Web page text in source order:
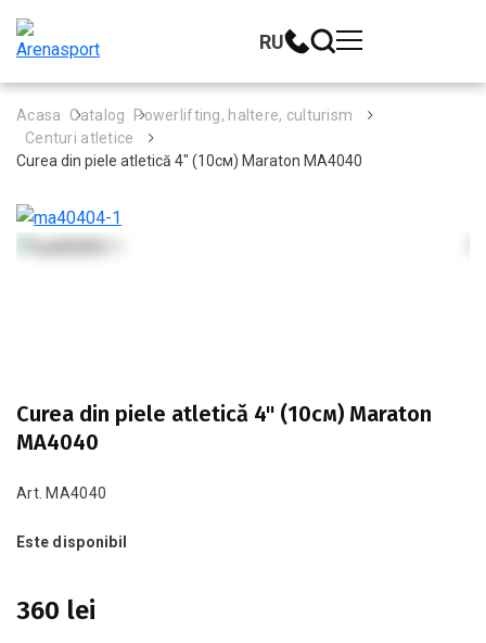
RU
Acasa Catalog
Powerlifting, haltere, culturism
Centuri atletice
Curea din piele atletică 4" (10см) Maraton MA4040
Curea din piele atletică 4" (10см) Maraton
MA4040
Art. MA4040
Este disponibil
360 lei